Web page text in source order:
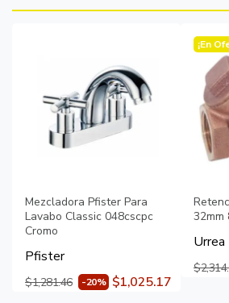
Mezcladora Pfister Para
Lavabo Classic 048cscpc
Cromo
Pfister
$1,281.46 -20% $1,025.17
¡En
32mm
Urrea